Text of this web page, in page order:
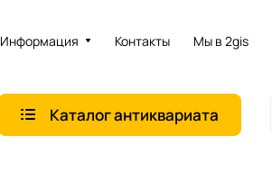
Информация Контакты Мы в 2gis
Каталог антиквариата